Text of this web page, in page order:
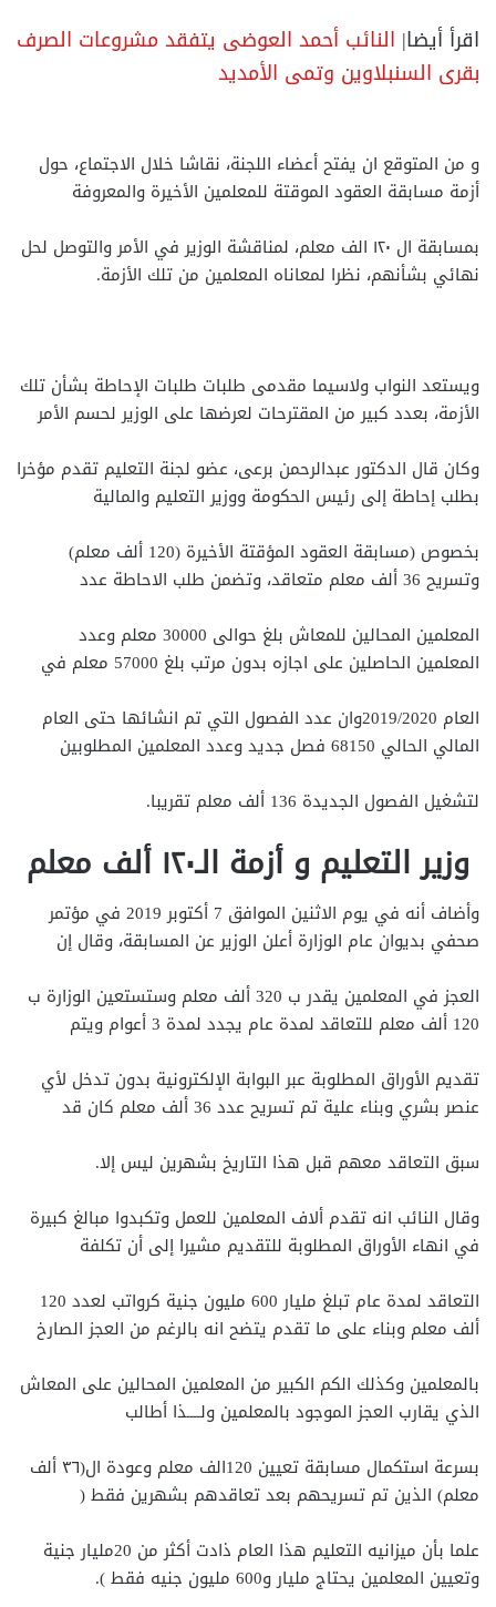
اقرأ أيضا| النائب أحمد العوضى يتفقد مشروعات الصرف
بقرى السنبلاوين وتمى الأمديد
و من المتوقع ان يفتح أعضاء اللجنة، نقاشا خلال الاجتماع، حول
أزمة مسابقة العقود الموقتة للمعلمين الأخيرة والمعروفة
بمسابقة ال ١٢٠ الف معلم، لمناقشة الوزير في الأمر والتوصل لحل
نهائي بشأنهم، نظرا لمعاناه المعلمين من تلك الأزمة.
ويستعد النواب ولاسيما مقدمى طلبات طلبات الإحاطة بشأن تلك
الأزمة، بعدد كبير من المقترحات لعرضها على الوزير لحسم الأمر
وكان قال الدكتور عبدالرحمن برعى، عضو لجنة التعليم تقدم مؤخرا
بطلب إحاطة إلى رئيس الحكومة ووزير التعليم والمالية
بخصوص (مسابقة العقود المؤقتة الأخيرة (120 ألف معلم)
وتسريح 36 ألف معلم متعاقد، وتضمن طلب الاحاطة عدد
المعلمين المحالين للمعاش بلغ حوالى 30000 معلم وعدد
المعلمين الحاصلين على اجازه بدون مرتب بلغ 57000 معلم في
العام 2019/2020وان عدد الفصول التي تم انشائها حتى العام
المالي الحالي 68150 فصل جديد وعدد المعلمين المطلوبين
لتشغيل الفصول الجديدة 136 ألف معلم تقريبا.
وزير التعليم و أزمة الـ١٢٠ ألف معلم
وأضاف أنه في يوم الاثنين الموافق 7 أكتوبر 2019 في مؤتمر
صحفي بديوان عام الوزارة أعلن الوزير عن المسابقة، وقال إن
العجز في المعلمين يقدر ب 320 ألف معلم وستستعين الوزارة ب
120 ألف معلم للتعاقد لمدة عام يجدد لمدة 3 أعوام ويتم
تقديم الأوراق المطلوبة عبر البوابة الإلكترونية بدون تدخل لأي
عنصر بشري وبناء علية تم تسريح عدد 36 ألف معلم كان قد
سبق التعاقد معهم قبل هذا التاريخ بشهرين ليس إلا.
وقال النائب انه تقدم ألاف المعلمين للعمل وتكبدوا مبالغ كبيرة
في انهاء الأوراق المطلوبة للتقديم مشيرا إلى أن تكلفة
التعاقد لمدة عام تبلغ مليار 600 مليون جنية كرواتب لعدد 120
ألف معلم وبناء على ما تقدم يتضح انه بالرغم من العجز الصارخ
بالمعلمين وكذلك الكم الكبير من المعلمين المحالين على المعاش
الذي يقارب العجز الموجود بالمعلمين ولــــذا أطالب
بسرعة استكمال مسابقة تعيين 120الف معلم وعودة ال(٣٦ ألف
معلم) الذين تم تسريحهم بعد تعاقدهم بشهرين فقط (
علما بأن ميزانيه التعليم هذا العام ذادت أكثر من 20مليار جنية
وتعيين المعلمين يحتاج مليار و600 مليون جنيه فقط ).